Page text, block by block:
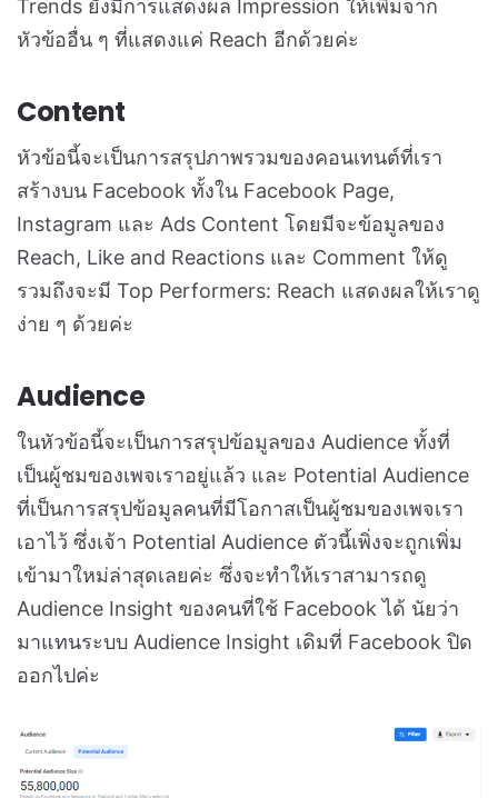
Trends ยังมีการแสดงผล Impression ให้เพิ่มจาก
หัวข้ออื่น ๆ ที่แสดงแค่ Reach อีกด้วยค่ะ
Content
หัวข้อนี้จะเป็นการสรุปภาพรวมของคอนเทนต์ที่เรา
สร้างบน Facebook ทั้งใน Facebook Page,
Instagram และ Ads Content โดยมีจะข้อมูลของ
Reach, Like and Reactions และ Comment ให้ดู
รวมถึงจะมี Top Performers: Reach แสดงผลให้เราดู
ง่าย ๆ ด้วยค่ะ
Audience
ในหัวข้อนี้จะเป็นการสรุปข้อมูลของ Audience ทั้งที่
เป็นผู้ชมของเพจเราอยู่แล้ว และ Potential Audience
ที่เป็นการสรุปข้อมูลคนที่มีโอกาสเป็นผู้ชมของเพจเรา
เอาไว้ ซึ่งเจ้า Potential Audience ตัวนี้เพิ่งจะถูกเพิ่ม
เข้ามาใหม่ล่าสุดเลยค่ะ ซึ่งจะทำให้เราสามารถดู
Audience Insight ของคนที่ใช้ Facebook ได้ นัยว่า
มาแทนระบบ Audience Insight เดิมที่ Facebook ปิด
ออกไปค่ะ